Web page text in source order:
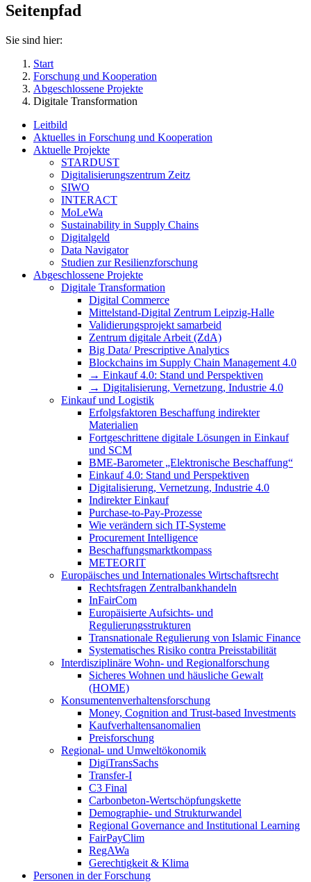
Seitenpfad
Sie sind hier:
Start
Forschung und Kooperation
Abgeschlossene Projekte
Digitale Transformation
Leitbild
Aktuelles in Forschung und Kooperation
Aktuelle Projekte
STARDUST
Digitalisierungszentrum Zeitz
SIWO
INTERACT
MoLeWa
Sustainability in Supply Chains
Digitalgeld
Data Navigator
Studien zur Resilienzforschung
Abgeschlossene Projekte
Digitale Transformation
Digital Commerce
Mittelstand-Digital Zentrum Leipzig-Halle
Validierungsprojekt samarbeid
Zentrum digitale Arbeit (ZdA)
Big Data/ Prescriptive Analytics
Blockchains im Supply Chain Management 4.0
→ Einkauf 4.0: Stand und Perspektiven
→ Digitalisierung, Vernetzung, Industrie 4.0
Einkauf und Logistik
Erfolgsfaktoren Beschaffung indirekter
Materialien
Fortgeschrittene digitale Lösungen in Einkauf
und SCM
BME-Barometer „Elektronische Beschaffung“
Einkauf 4.0: Stand und Perspektiven
Digitalisierung, Vernetzung, Industrie 4.0
Indirekter Einkauf
Purchase-to-Pay-Prozesse
Wie verändern sich IT-Systeme
Procurement Intelligence
Beschaffungsmarktkompass
METEORIT
Europäisches und Internationales Wirtschaftsrecht
Rechtsfragen Zentralbankhandeln
InFairCom
Europäisierte Aufsichts- und
Regulierungsstrukturen
Transnationale Regulierung von Islamic Finance
Systematisches Risiko contra Preisstabilität
Interdisziplinäre Wohn- und Regionalforschung
Sicheres Wohnen und häusliche Gewalt
(HOME)
Konsumenten­verhaltens­forschung
Money, Cognition and Trust-based Investments
Kaufverhaltensanomalien
Preisforschung
Regional- und Umweltökonomik
DigiTransSachs
Transfer-I
C3 Final
Carbonbeton-Wertschöpfungskette
Demographie- und Strukturwandel
Regional Governance and Institutional Learning
FairPayClim
RegAWa
Gerechtigkeit & Klima
Personen in der Forschung